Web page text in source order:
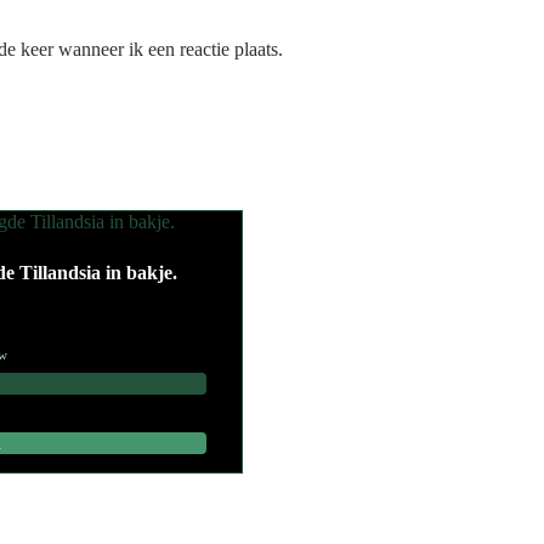
keer wanneer ik een reactie plaats.
Tillandsia in bakje.